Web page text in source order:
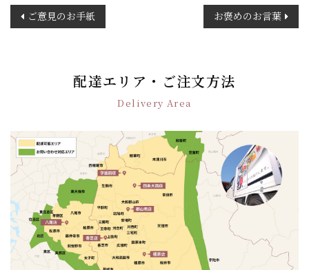
稿
ン
ご意見のお手紙 お褒めのお言葉
配達エリア・ご注文方法
Delivery Area